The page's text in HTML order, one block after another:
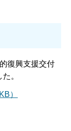
復興支援交付
。
）